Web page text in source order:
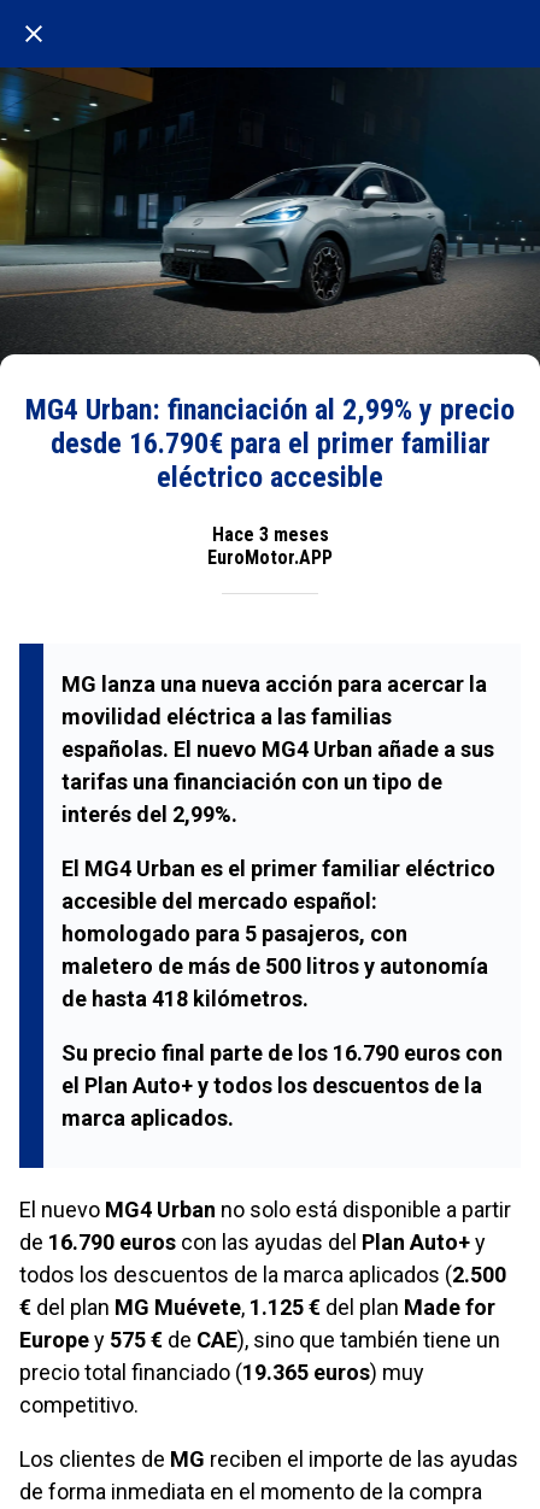
MG4 Urban: financiación al 2,99% y precio
desde 16.790€ para el primer familiar
eléctrico accesible
Hace 3 meses
EuroMotor.APP
MG lanza una nueva acción para acercar la
movilidad eléctrica a las familias
españolas. El nuevo MG4 Urban añade a sus
tarifas una financiación con un tipo de
interés del 2,99%.
El MG4 Urban es el primer familiar eléctrico
accesible del mercado español:
homologado para 5 pasajeros, con
maletero de más de 500 litros y autonomía
de hasta 418 kilómetros.
Su precio final parte de los 16.790 euros con
el Plan Auto+ y todos los descuentos de la
marca aplicados.
El nuevo MG4 Urban no solo está disponible a partir
de 16.790 euros con las ayudas del Plan Auto+y
todos los descuentos de la marca aplicados (2.500
€ del plan MG Muévete, 1.125 € del plan Made for
Europey 575 € de CAE), sino que también tiene un
precio total financiado (19.365 euros) muy
competitivo.
Los clientes de MG reciben el importe de las ayudas
de forma inmediata en el momento de la compra